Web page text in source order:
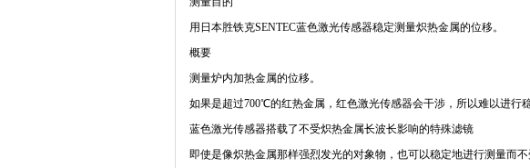
用日本胜铁克SENTEC蓝色激光传感器稳定测量炽热金属的位移。
概要
测量炉内加热金属的位移。
如果是超过700℃的红热金属，红色激光传感器会干涉，所以难以进行稳
蓝色激光传感器搭载了不受炽热金属长波长影响的特殊滤镜
即使是像炽热金属那样强烈发光的对象物，也可以稳定地进行测量而不